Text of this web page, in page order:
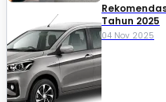
Tahun 2025
04 Nov 2025